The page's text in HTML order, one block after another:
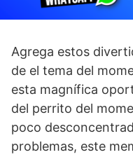
Agrega estos
de el tema del
esta magnífica
del perrito del
poco
problemas, este